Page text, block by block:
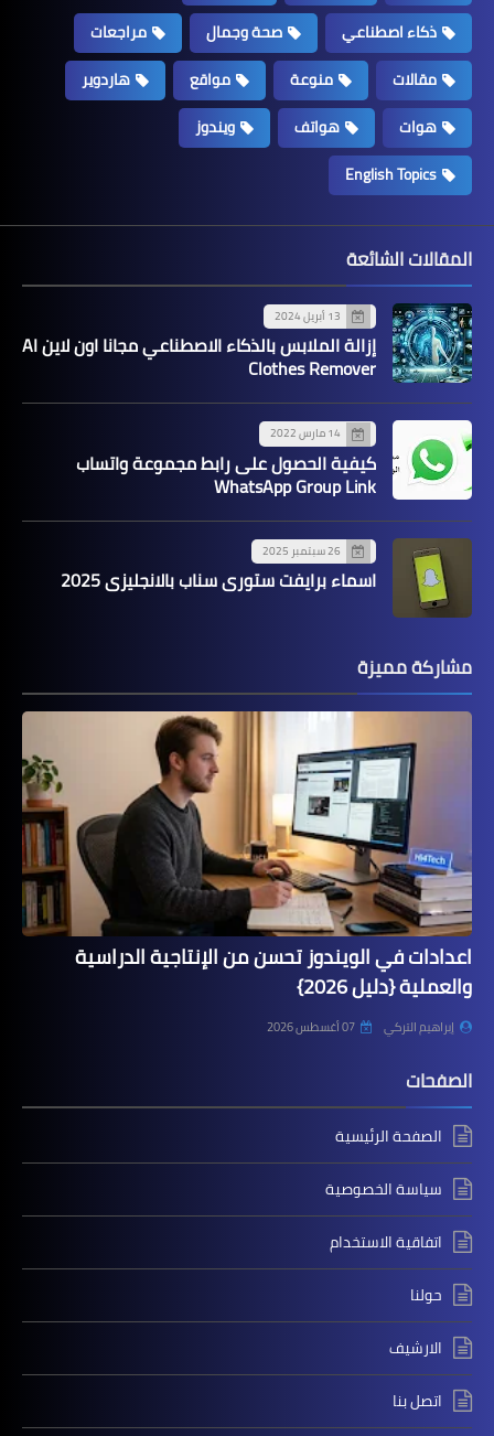
ذكاء اصطناعي
صحة وجمال
مراجعات
مقالات
منوعة مواقع
هاردوير
هوات
هواتف
ويندوز
English Topics
المقالات الشائعة
13 أبريل 2024
إزالة الملابس بالذكاء الاصطناعي مجانا اون لاين AI
Clothes Remover
14 مارس 2022
كيفية الحصول على رابط مجموعة واتساب
WhatsApp Group Link
26 سبتمبر 2025
اسماء برايفت ستوري سناب بالانجليزي 2025
مشاركة مميزة
اعدادات في الويندوز تحسن من الإنتاجية الدراسية
والعملية {دليل 2026}
إبراهيم التركي 07 أغسطس 2026
الصفحات
الصفحة الرئيسية
سياسة الخصوصية
اتفاقية الاستخدام
حولنا
الارشيف
اتصل بنا